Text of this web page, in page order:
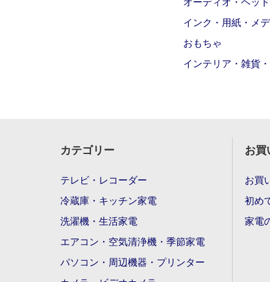
オーディオ・ヘッ
インク・用紙・メ
おもちゃ
インテリア・雑貨
カテゴリー
テレビ・レコーダー
冷蔵庫・キッチン家電
洗濯機・生活家電
エアコン・空気清浄機・季節家電
パソコン・周辺機器・プリンター
お買
お買
初め
家電